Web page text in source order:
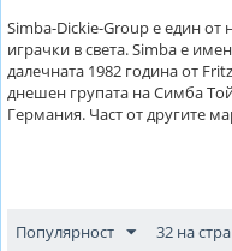
Simba-Dickie-Group е един от
играчки в света. Simba e
далечната 1982 година от
днешен групата на Симба
Германия. Част от другите
Популярност 32 на